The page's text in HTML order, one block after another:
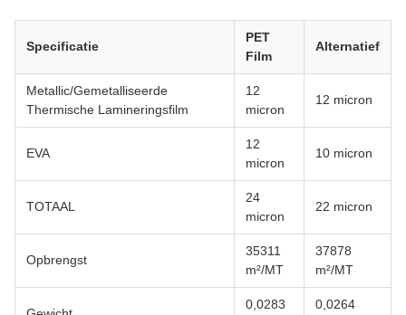
Specificatie
PET
Film
Alternatief
Metallic/Gemetalliseerde
Thermische Lamineringsfilm
12
micron
12 micron
EVA
12
micron
10 micron
TOTAAL
24
micron
22 micron
Opbrengst
35311
m²/MT
37878
m²/MT
0,0283
0,0264